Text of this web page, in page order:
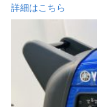
詳細はこちら